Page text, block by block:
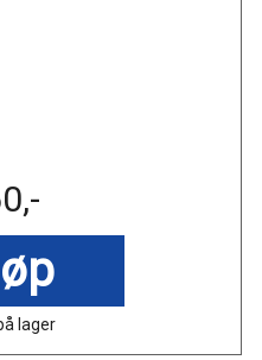
lager